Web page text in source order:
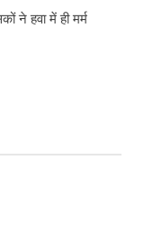
ने हवा में ही मर्म